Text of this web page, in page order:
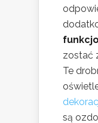
zostać
Te
są